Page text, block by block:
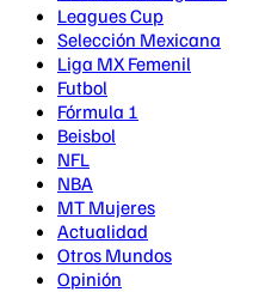
Leagues Cup
Selección Mexicana
Liga MX Femenil
Futbol
Fórmula 1
Beisbol
NFL
NBA
MT Mujeres
Actualidad
Otros Mundos
Opinión